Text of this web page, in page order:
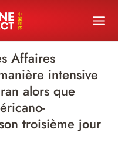
Affaires
intensive
alors que
troisième jour